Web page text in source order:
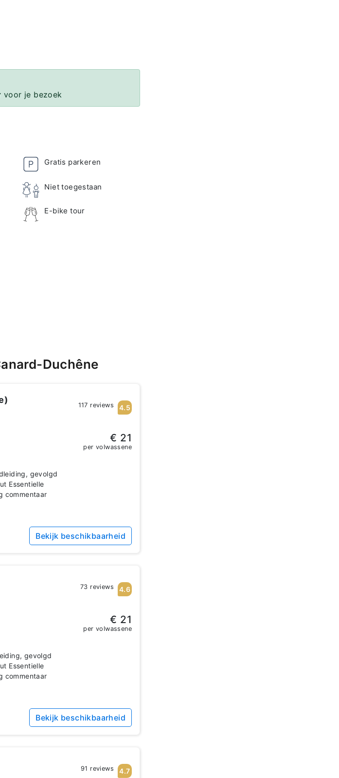
voor je bezoek
Gratis parkeren
Niet toegestaan
E-bike tour
Duchêne
gevolgd
Essentielle
commentaar
4.5
117 reviews
€ 21
per volwassene
Bekijk beschikbaarheid
gevolgd
Essentielle
commentaar
4.6
73 reviews
€ 21
per volwassene
Bekijk beschikbaarheid
4.7
91 reviews